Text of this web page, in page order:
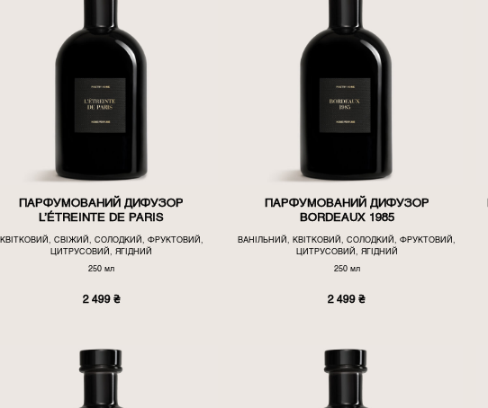
ПАРФУМОВАНИЙ ДИФУЗОР
L’ÉTREINTE DE PARIS
КВІТКОВИЙ, СВІЖИЙ, СОЛОДКИЙ, ФРУКТОВИЙ,
ЦИТРУСОВИЙ, ЯГІДНИЙ
250 мл
2 499 ₴
ПАРФУМОВАНИЙ ДИФУЗОР
BORDEAUX 1985
ВАНІЛЬНИЙ, КВІТКОВИЙ, СОЛОДКИЙ, ФРУКТОВИЙ,
ЦИТРУСОВИЙ, ЯГІДНИЙ
250 мл
2 499₴